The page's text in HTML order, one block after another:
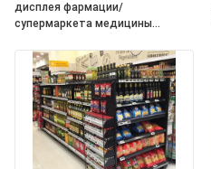
дисплея фармации/
супермаркета медицины